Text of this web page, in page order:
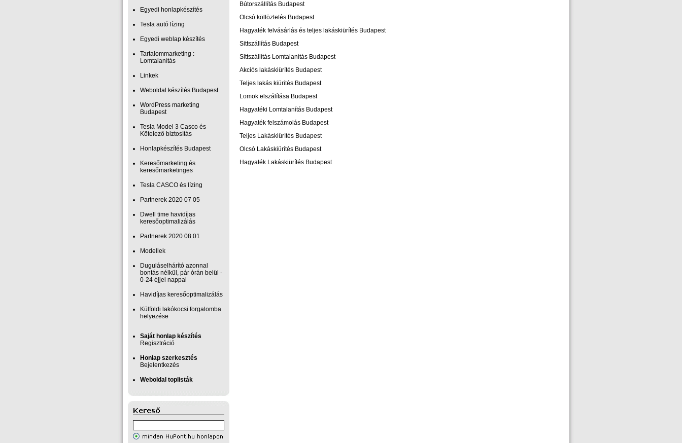
Egyedi honlapkészítés
Tesla autó lízing
Egyedi weblap készítés
Tartalommarketing :
Lomtalanítás
Linkek
Weboldal készítés Budapest
WordPress marketing
Budapest
Tesla Model 3 Casco és
Kötelező biztosítás
Honlapkészítés Budapest
Keresőmarketing és
keresőmarketinges
Tesla CASCO és lízing
Partnerek 2020 07 05
Dwell time havidíjas
keresőoptimalizálás
Partnerek 2020 08 01
Modellek
Duguláselhárító azonnal
bontás nélkül, pár órán belül -
0-24 éjjel nappal
Havidíjas keresőoptimalizálás
Külföldi lakókocsi forgalomba
helyezése
Saját honlap készítés
Regisztráció
Honlap szerkesztés
Bejelentkezés
Weboldal toplisták
Bútorszállítás Budapest
Olcsó költöztetés Budapest
Hagyaték felvásárlás és teljes lakáskiürítés Budapest
Sittszállítás Budapest
Sittszállítás Lomtalanítás Budapest
Akciós lakáskiürítés Budapest
Teljes lakás kiürités Budapest
Lomok elszálítása Budapest
Hagyatéki Lomtalanítás Budapest
Hagyaték felszámolás Budapest
Teljes Lakáskiürítés Budapest
Olcsó Lakáskiürítés Budapest
Hagyaték Lakáskiürítés Budapest